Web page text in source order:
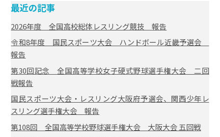
最近の記事
2026年度 全国高校総体レスリング競技 報告
令和8年度 国民スポーツ大会 ハンドボール近畿予選会
報告
第30回記念 全国高等学校女子硬式野球選手権大会 二回
戦報告
国民スポーツ大会・レスリング大阪府予選会、関西少年レ
スリング選手権大会 報告
第108回 全国高等学校野球選手権大会 大阪大会 五回戦